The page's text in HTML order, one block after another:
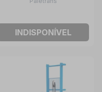
INDISPONÍVEL